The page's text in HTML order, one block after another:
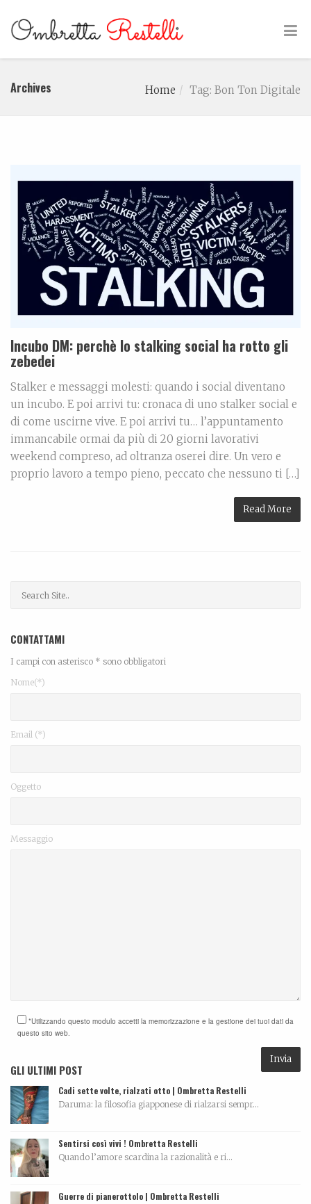
Archives Home Tag: Bon Ton Digitale
Incubo DM: perchè lo stalking social ha rotto gli
zebedei
Stalker e messaggi molesti: quando i social diventano
un incubo. E poi arrivi tu: cronaca di uno stalker social e
di come uscirne vive. E poi arrivi tu… l’appuntamento
immancabile ormai da più di 20 giorni lavorativi
weekend compreso, ad oltranza oserei dire. Un vero e
proprio lavoro a tempo pieno, peccato che nessuno ti […]
Read More
CONTATTAMI
I campi con asterisco * sono obbligatori
Nome(*)
Email (*)
Oggetto
Messaggio
*Utilizzando questo modulo accetti la memorizzazione e la gestione dei tuoi dati da
questo sito web.
GLI ULTIMI POST
Cadi sette volte, rialzati otto | Ombretta Restelli
Daruma: la filosofia giapponese di rialzarsi sempr...
Sentirsi così vivi ! Ombretta Restelli
Quando l’amore scardina la razionalità e ri...
Guerre di pianerottolo | Ombretta Restelli